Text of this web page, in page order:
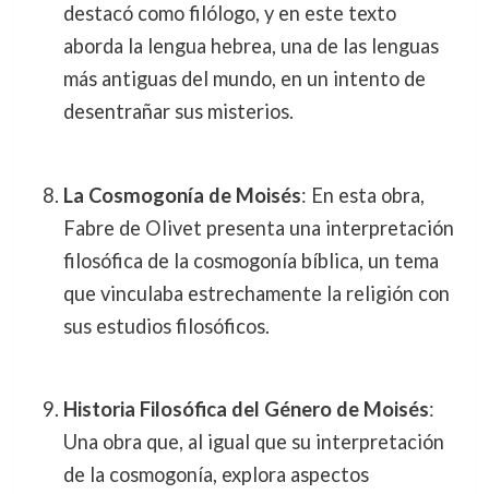
destacó como filólogo, y en este texto
aborda la lengua hebrea, una de las lenguas
más antiguas del mundo, en un intento de
desentrañar sus misterios.
La Cosmogonía de Moisés: En esta obra,
Fabre de Olivet presenta una interpretación
filosófica de la cosmogonía bíblica, un tema
que vinculaba estrechamente la religión con
sus estudios filosóficos.
Historia Filosófica del Género de Moisés:
Una obra que, al igual que su interpretación
de la cosmogonía, explora aspectos